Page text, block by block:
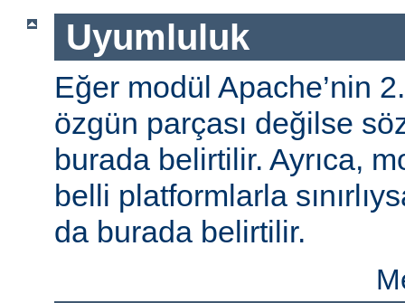
Uyumluluk
Eğer modül Apache’nin 2.
özgün parçası değilse
burada belirtilir. Ayrıca,
belli platformlarla
da burada belirtilir.